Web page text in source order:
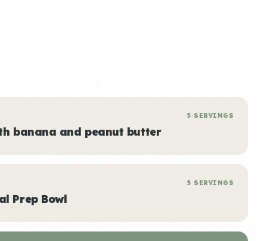
banana and peanut butter
5 SERVINGS
Prep Bowl
5 SERVINGS